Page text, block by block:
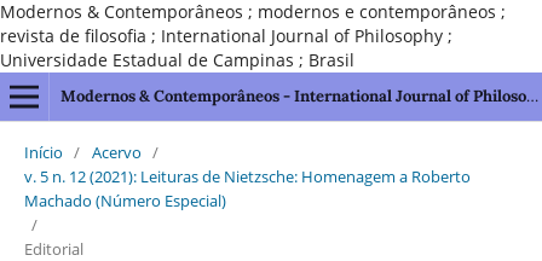
Modernos & Contemporâneos ; modernos e contemporâneos ;
revista de filosofia ; International Journal of Philosophy ;
Universidade Estadual de Campinas ; Brasil
Modernos & Contemporâneos - International Journal of Philosophy [issn 2595-1211]
Início / Acervo /
v. 5 n. 12 (2021): Leituras de Nietzsche: Homenagem a Roberto
Machado (Número Especial)
/
Editorial